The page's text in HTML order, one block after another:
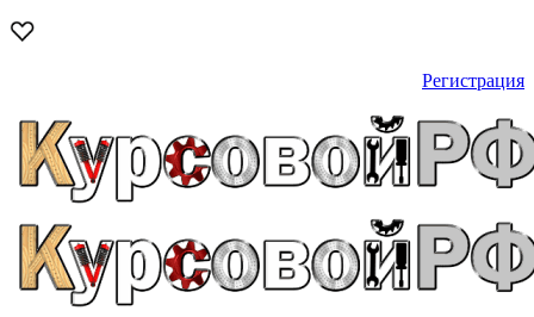
Регистрация